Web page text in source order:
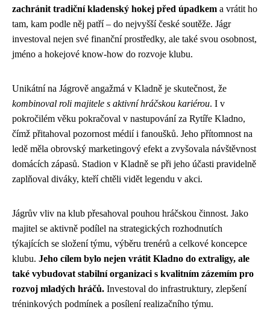
zachránit tradiční kladenský hokej před úpadkem a vrátit ho
tam, kam podle něj patří – do nejvyšší české soutěže. Jágr
investoval nejen své finanční prostředky, ale také svou osobnost,
jméno a hokejové know-how do rozvoje klubu.
Unikátní na Jágrově angažmá v Kladně je skutečnost, že
kombinoval roli majitele s aktivní hráčskou kariérou. I v
pokročilém věku pokračoval v nastupování za Rytíře Kladno,
čímž přitahoval pozornost médií i fanoušků. Jeho přítomnost na
ledě měla obrovský marketingový efekt a zvyšovala návštěvnost
domácích zápasů. Stadion v Kladně se při jeho účasti pravidelně
zaplňoval diváky, kteří chtěli vidět legendu v akci.
Jágrův vliv na klub přesahoval pouhou hráčskou činnost. Jako
majitel se aktivně podílel na strategických rozhodnutích
týkajících se složení týmu, výběru trenérů a celkové koncepce
klubu. Jeho cílem bylo nejen vrátit Kladno do extraligy, ale
také vybudovat stabilní organizaci s kvalitním zázemím pro
rozvoj mladých hráčů. Investoval do infrastruktury, zlepšení
tréninkových podmínek a posílení realizačního týmu.